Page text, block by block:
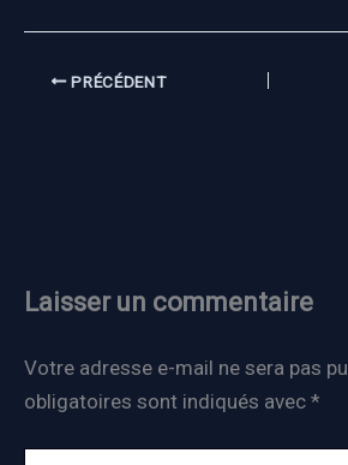
PRÉCÉDENT
Laisser un commentaire
Votre adresse e-mail ne sera pas
obligatoires sont indiqués avec *